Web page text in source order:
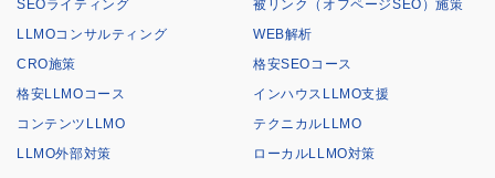
SEOライティング
被リンク（オフページSEO）施策
LLMOコンサルティング
WEB解析
CRO施策
格安SEOコース
格安LLMOコース
インハウスLLMO支援
コンテンツLLMO
テクニカルLLMO
LLMO外部対策
ローカルLLMO対策